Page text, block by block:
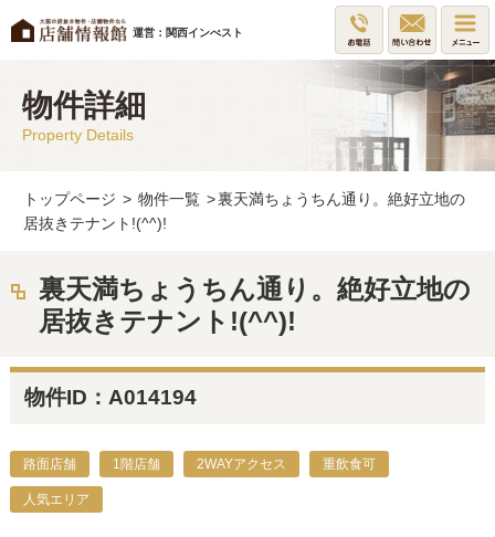
運営：関西インべスト
物件詳細
Property Details
トップページ > 物件一覧 >裏天満ちょうちん通り。絶好立地の
居抜きテナント!(^^)!
裏天満ちょうちん通り。絶好立地の
居抜きテナント!(^^)!
物件ID：A014194
路面店舗 1階店舗 2WAYアクセス 重飲食可
人気エリア